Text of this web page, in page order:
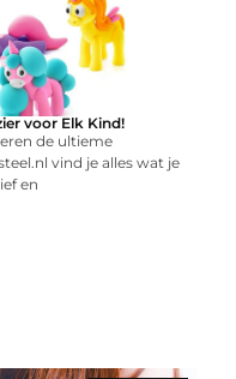
voor Elk Kind!
de ultieme
vind je alles wat je
en